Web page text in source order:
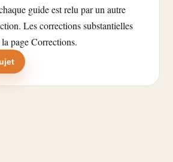
guide est relu par un autre
Les corrections substantielles
page Corrections.